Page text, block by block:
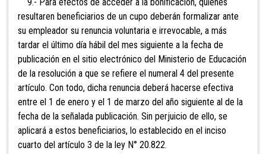
resultaren beneficiarios de un cupo deberán formalizar ante
su empleador su renuncia voluntaria e irrevocable, a más
tardar el último día hábil del mes siguiente a la fecha de
publicación en el sitio electrónico del Ministerio de Educación
de la resolución a que se refiere el numeral 4 del presente
artículo. Con todo, dicha renuncia deberá hacerse efectiva
entre el 1 de enero y el 1 de marzo del año siguiente al de la
fecha de la señalada publicación. Sin perjuicio de ello, se
aplicará a estos beneficiarios, lo establecido en el inciso
cuarto del artículo 3 de la ley N° 20.822.